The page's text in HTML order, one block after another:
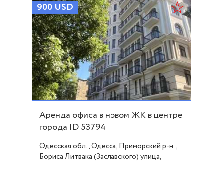
900 USD
Аренда офиса в новом ЖК в центре
города ID 53794
Одесская обл., Одесса, Приморский р-н.,
Бориса Литвака (Заславского) улица,